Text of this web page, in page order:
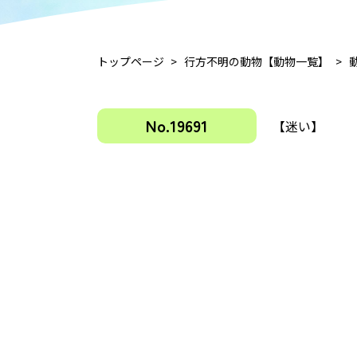
トップページ 行方不明の動物【動物一覧】
No.19691 【迷い】